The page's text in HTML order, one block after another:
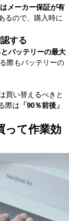
メーカー保証が有
るので、購入時に
する
バッテリーの最大
際もバッテリーの
買い替えるべきと
際は 「90％前後」
って作業効